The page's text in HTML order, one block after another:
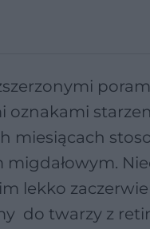
miesiącach
migdałowym.
lekko
do twarzy z